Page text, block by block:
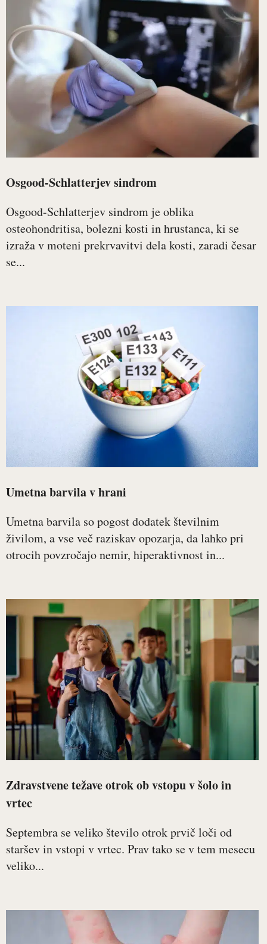
Osgood-Schlatterjev sindrom
Osgood-Schlatterjev sindrom je oblika
osteohondritisa, bolezni kosti in hrustanca, ki se
izraža v moteni prekrvavitvi dela kosti, zaradi česar
se...
Umetna barvila v hrani
Umetna barvila so pogost dodatek številnim
živilom, a vse več raziskav opozarja, da lahko pri
otrocih povzročajo nemir, hiperaktivnost in...
Zdravstvene težave otrok ob vstopu v šolo in
vrtec
Septembra se veliko število otrok prvič loči od
staršev in vstopi v vrtec. Prav tako se v tem mesecu
veliko...